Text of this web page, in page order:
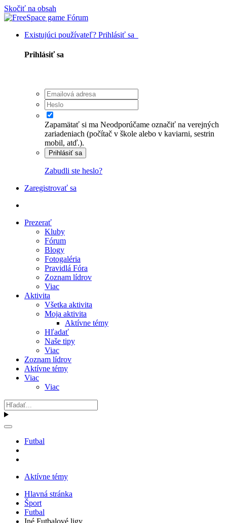
Skočiť na obsah
Existujúci používateľ? Prihlásiť sa
Prihlásiť sa
Zapamätať si ma Neodporúčame označiť na verejných
zariadeniach (počítač v škole alebo v kaviarni, sestrin
mobil, atď.).
Prihlásiť sa
Zabudli ste heslo?
Zaregistrovať sa
Prezerať
Kluby
Fórum
Blogy
Fotogaléria
Pravidlá Fóra
Zoznam lídrov
Viac
Aktivita
Všetka aktivita
Moja aktivita
Aktívne témy
Hľadať
Naše tipy
Viac
Zoznam lídrov
Aktívne témy
Viac
Viac
Futbal
Aktívne témy
Hlavná stránka
Šport
Futbal
Iné Futbalové ligy